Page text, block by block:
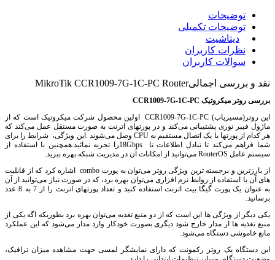
توضیحات
توضیحات تکمیلی
دیتاشیت
نظرات کاربران
سوالات کاربران
نقد و بررسی اجمالیMikroTik CCR1009-7G-1C-PC Router
بررسی روتر میکروتیک CCR1009-7G-1C-PC
این روتر(مسیریاب) CCR1009-7G-1C-PC اولین محصول شرکت میکروتیک است که از
ماژول فیبر نوری پشتیبانی می‌کند و در پورتهای اترنت به صورت مستقل عمل می‌کند که
هر کدام از پورتها با یک اتصال مستقیم به CPU وصل می‌شوند .این ویژگی، شرایط را برای
شما فراهم می‌کند تا تبادل اطلاعات تا 18Gbpsرا تجربه نمائید.همچنین با استفاده از
سیستم عامل RouterOS می‌توانید از امکانات آن در مدیریت شبکه بهره ببرید.
از بارزترین و برجسته ترین ویژگی روتر می‌توان به پورت combo اشاره کرد که از قابلیت
های آن با استفاده از روابط نرم افزاری می‌توان بهره برد، که در صورت نیاز می‌توانید از آن
به عنوان یک پورت گیگا بیت اترنت استفاده کنید و تعداد پورتهای اترنت را از 7 به 8 عدد
برسانید.
یکی دیگر از ویژگی ها این است که از دو منبع تغذیه می‌توان بهره برد بطوریکه اگه یکی از
منبع تغذیه ها از مدار خارج شود دیگری بصورت خودکار وارد مدار می‌شود که این عملکرد
مانع خاموشی دستگاه می‌شود.
این دستگاه یک روتر رکمونت که دارای نمایشگر لمسی جهت مشاهده میزان ترافیک،